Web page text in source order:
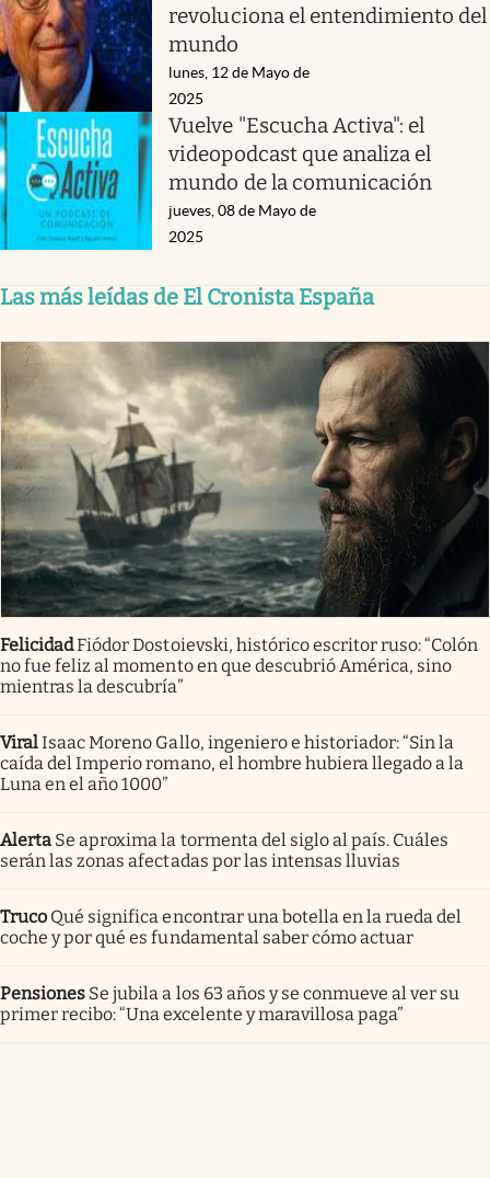
revoluciona el entendimiento del
mundo
lunes, 12 de Mayo de
2025
Vuelve "Escucha Activa": el
videopodcast que analiza el
mundo de la comunicación
jueves, 08 de Mayo de
2025
Las más leídas de El Cronista España
FelicidadFiódor Dostoievski, histórico escritor ruso: “Colón
no fue feliz al momento en que descubrió América, sino
mientras la descubría”
ViralIsaac Moreno Gallo, ingeniero e historiador: “Sin la
caída del Imperio romano, el hombre hubiera llegado a la
Luna en el año 1000”
Alerta Se aproxima la tormenta del siglo al país. Cuáles
serán las zonas afectadas por las intensas lluvias
Truco Qué significa encontrar una botella en la rueda del
coche y por qué es fundamental saber cómo actuar
Pensiones Se jubila a los 63 años y se conmueve al ver su
primer recibo: “Una excelente y maravillosa paga”